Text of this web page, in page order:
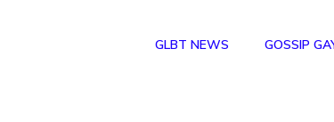
GLBT NEWS GOSSIP